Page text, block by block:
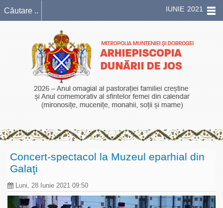
IUNIE 2021
Concert-spectacol la Muzeul eparhial din
Galaţi
Luni, 28 Iunie 2021 09:50